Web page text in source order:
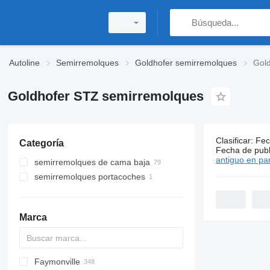
Autoline Semirremolques Goldhofer semirremolques
Goldhofer STZ semirremolques
Categoría
semirremolques de cama baja
semirremolques portacoches
Marca
S44315CHC
OKA
AS
SFCL
HTS
Agriliner
N-series
S-series
KIS
TRB
2 series
TSAA
ADR
CCS
CSD
SG
LVO
CT
EF
ADR
A-series
TXA
L-series
EM
19
ZDK
Faymonville
80
Clasificar:
Fecha de
antiguo en